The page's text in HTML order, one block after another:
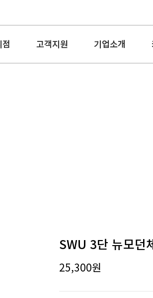
고객지원 기업소개
SWU 3단 뉴모던
25,300원